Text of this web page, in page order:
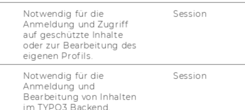
NewsletterBluesky ACCREDITED BY:
EQUIS
Notwendig für die
Anmeldung und Zugriff
auf geschützte Inhalte
oder zur Bearbeitung des
eigenen Profils.
Session
Notwendig für die
Anmeldung und
Bearbeitung von Inhalten
im TYPO3 Backend.
Session